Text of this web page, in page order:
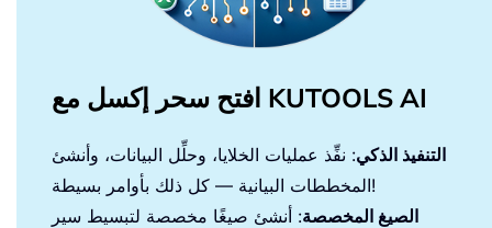
افتح سحر إكسل مع KUTOOLS AI
التنفيذ الذكي: نفِّذ عمليات الخلايا، وحلِّل البيانات، وأنشئ
المخططات البيانية — كل ذلك بأوامر بسيطة!
الصيغ المخصصة: أنشئ صيغًا مخصصة لتبسيط سير